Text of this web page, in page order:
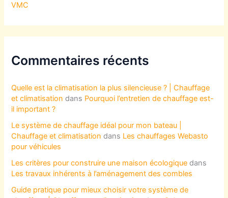
VMC
Commentaires récents
Quelle est la climatisation la plus silencieuse ? | Chauffage
et climatisation dans Pourquoi l’entretien de chauffage est-
il important ?
Le système de chauffage idéal pour mon bateau |
Chauffage et climatisation dans Les chauffages Webasto
pour véhicules
Les critères pour construire une maison écologique dans
Les travaux inhérents à l’aménagement des combles
Guide pratique pour mieux choisir votre système de